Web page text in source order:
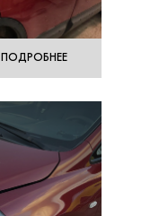
ПОДРОБНЕЕ